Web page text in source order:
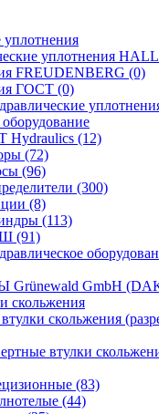
уплотнения
уплотнения
FREUDENBERG (0)
ГОСТ (0)
Hydraulics (12)
(72)
(96)
(300)
(8)
(113)
(91)
GmbH
скольжения
скольжения
втулки
(83)
(44)